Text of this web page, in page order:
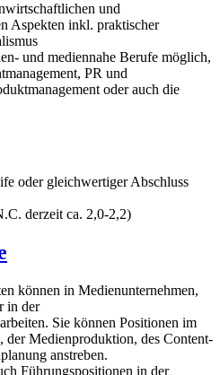
und
Aspekten inkl. praktischer
und mediennahe Berufe möglich,
PR und
oder auch die
oder gleichwertiger Abschluss
derzeit ca. 2,0-2,2)
können in Medienunternehmen,
in der
Sie können Positionen im
der Medienproduktion, des Content-
anstreben.
Führungspositionen in der